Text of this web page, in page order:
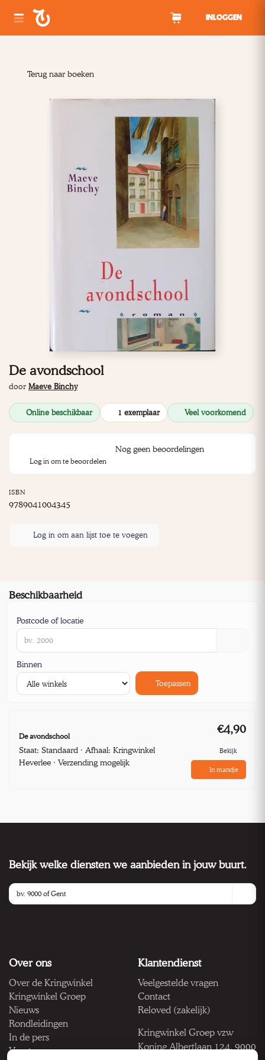
INLOGGEN
Terug naar boeken
De avondschool
door Maeve Binchy
Online beschikbaar 1 exemplaar Veel voorkomend
Nog geen beoordelingen
Log in om te beoordelen
ISBN
9789041004345
Log in om aan lijst toe te voegen
Beschikbaarheid
Postcode of locatie
Binnen
Toepassen
De avondschool
Staat: Standaard · Afhaal: Kringwinkel
Heverlee · Verzending mogelijk
€4,90
Bekijk
In mandje
Bekijk welke diensten we aanbieden in jouw buurt.
Over ons
Over de Kringwinkel
Kringwinkel Groep
Nieuws
Rondleidingen
In de pers
Vacatures
Klantendienst
Veelgestelde vragen
Contact
Reloved (zakelijk)
Kringwinkel Groep vzw
Koning Albertlaan 124, 9000